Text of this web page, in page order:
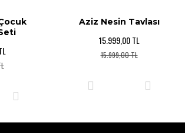
Aziz Nesin Tavlası
15.999,00 TL
15.999,00 TL